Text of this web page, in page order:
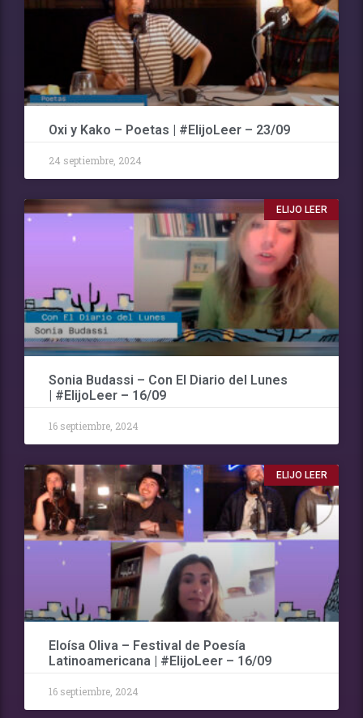
Oxi y Kako – Poetas | #ElijoLeer – 23/09
24 septiembre, 2024
ELIJO LEER
Sonia Budassi – Con El Diario del Lunes
| #ElijoLeer – 16/09
16 septiembre, 2024
ELIJO LEER
Eloísa Oliva – Festival de Poesía
Latinoamericana | #ElijoLeer – 16/09
16 septiembre, 2024